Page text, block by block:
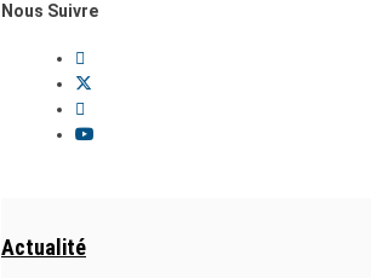
Nous Suivre
Actualité